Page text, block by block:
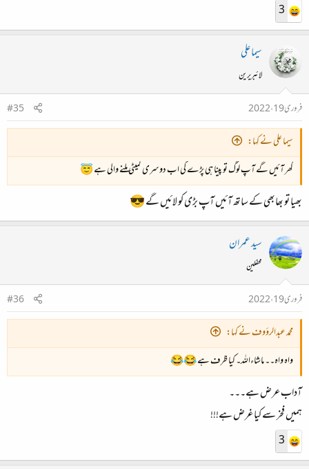
3
سیما علی
لائبریرین
فروری 19، 2022
#35
سیما علی نے کہا:
گھر آئیں گے آپ لوگ تو پینا ہی پڑے گی اب دوسری کمیٹی ملنے والی ہے 😇
بھیا تو بھابھی کے ساتھ آئیں آپ بڑی کو لائیں گے 😎
سید عمران
محفلین
فروری 19، 2022
#36
محمد عبدالرؤوف نے کہا:
واہ واہ۔۔ ماشاءاللہ۔ کیا ظرف ہے 😂😂
آداب عرض ہے۔۔۔
ہمیں فخر سے کیا غرض ہے!!!
3